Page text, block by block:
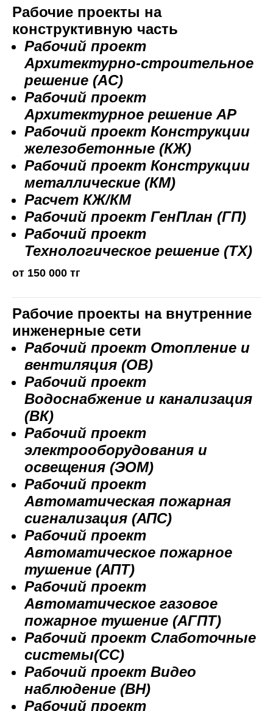
Рабочие проекты на
конструктивную часть
Рабочий проект
Архитектурно-строительное
решение (AC)
Рабочий проект
Архитектурное решение АР
Рабочий проект Конструкции
железобетонные (КЖ)
Рабочий проект Конструкции
металлические (КМ)
Расчет КЖ/КМ
Рабочий проект ГенПлан (ГП)
Рабочий проект
Технологическое решение (ТХ)
от 150 000 тг
Рабочие проекты на внутренние
инженерные сети
Рабочий проект Отопление и
вентиляция (ОВ)
Рабочий проект
Водоснабжение и канализация
(ВК)
Рабочий проект
электрооборудования и
освещения (ЭОМ)
Рабочий проект
Автоматическая пожарная
сигнализация (АПС)
Рабочий проект
Автоматическое пожарное
тушение (АПТ)
Рабочий проект
Автоматическое газовое
пожарное тушение (АГПТ)
Рабочий проект Слаботочные
системы(СС)
Рабочий проект Видео
наблюдение (ВН)
Рабочий проект